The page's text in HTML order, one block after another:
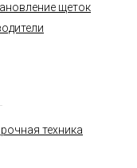
щеток
техника